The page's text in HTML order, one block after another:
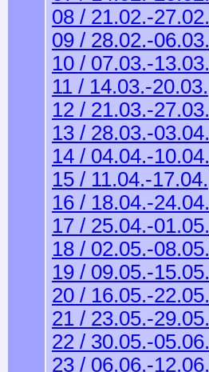
08 / 21.02.-27.02.
09 / 28.02.-06.03.
10 / 07.03.-13.03.
11 / 14.03.-20.03.
12 / 21.03.-27.03.
13 / 28.03.-03.04.
14 / 04.04.-10.04.
15 / 11.04.-17.04.
16 / 18.04.-24.04.
17 / 25.04.-01.05.
18 / 02.05.-08.05.
19 / 09.05.-15.05.
20 / 16.05.-22.05.
21 / 23.05.-29.05.
22 / 30.05.-05.06.
23 / 06.06.-12.06.